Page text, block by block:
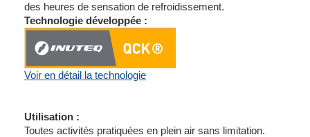
des heures de sensation de refroidissement.
Technologie développée :
Voir en détail la technologie
Utilisation :
Toutes activités pratiquées en plein air sans limitation.